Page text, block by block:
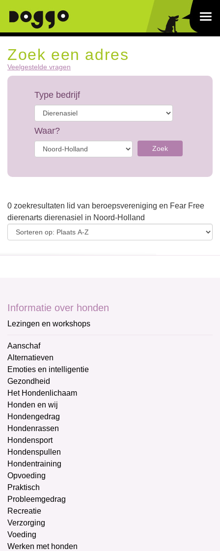
Zoek een adres
Veelgestelde vragen
Type bedrijf
Waar?
Zoek
0 zoekresultaten lid van beroepsvereniging en Fear Free
dierenarts dierenasiel in Noord-Holland
Informatie over honden
Lezingen en workshops
Aanschaf
Alternatieven
Emoties en intelligentie
Gezondheid
Het Hondenlichaam
Honden en wij
Hondengedrag
Hondenrassen
Hondensport
Hondenspullen
Hondentraining
Opvoeding
Praktisch
Probleemgedrag
Recreatie
Verzorging
Voeding
Werken met honden